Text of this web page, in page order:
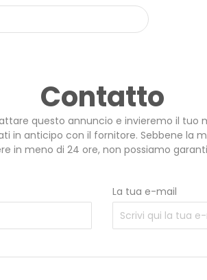
Contatto
questo annuncio e invieremo il tuo
in anticipo con il fornitore. Sebbene la
in meno di 24 ore, non possiamo
La tua e-mail